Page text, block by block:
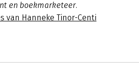
en boekmarketeer.
van Hanneke Tinor-Centi